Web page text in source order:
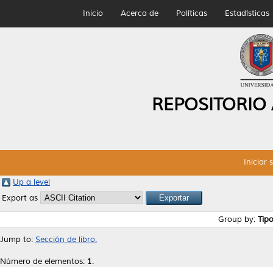
Inicio Acerca de Políticas Estadísticas
Iniciar
Up a level
Export as
Group by:
Jump to: Sección de libro.
Número de elementos: 1.